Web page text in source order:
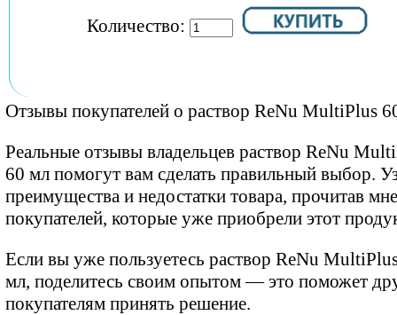
Количество:
Отзывы покупателей о раствор ReNu MultiPlus
Реальные отзывы владельцев раствор ReNu
60 мл помогут вам сделать правильный выбор.
преимущества и недостатки товара, прочитав
покупателей, которые уже приобрели этот
Если вы уже пользуетесь раствор ReNu
мл, поделитесь своим опытом — это поможет
покупателям принять решение.